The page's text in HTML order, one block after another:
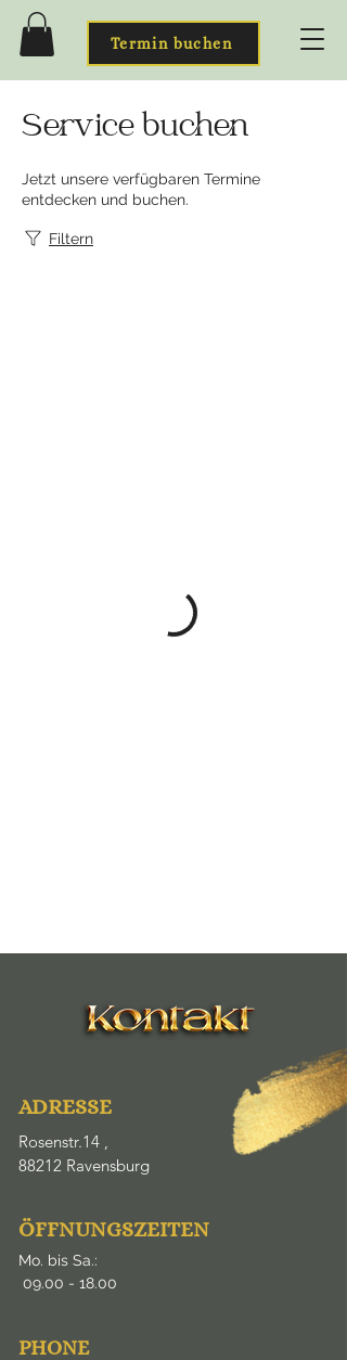
Termin buchen
Service buchen
Jetzt unsere verfügbaren Termine
entdecken und buchen.
Filtern
Rosenstr.14 ,
88212 Ravensburg
ÖFFNUNGSZEITEN
Mo. bis Sa.:
09.00 - 18.00
​PHONE
ADRESSE